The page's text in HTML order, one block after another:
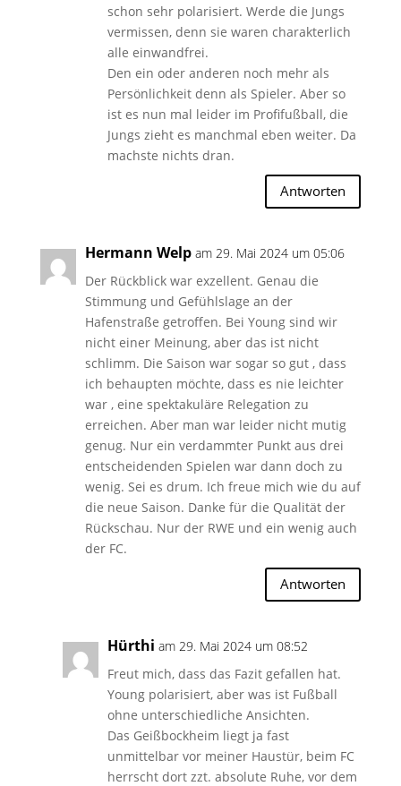
schon sehr polarisiert. Werde die Jungs
vermissen, denn sie waren charakterlich
alle einwandfrei.
Den ein oder anderen noch mehr als
Persönlichkeit denn als Spieler. Aber so
ist es nun mal leider im Profifußball, die
Jungs zieht es manchmal eben weiter. Da
machste nichts dran.
Antworten
Hermann Welp am 29. Mai 2024 um 05:06
Der Rückblick war exzellent. Genau die
Stimmung und Gefühlslage an der
Hafenstraße getroffen. Bei Young sind wir
nicht einer Meinung, aber das ist nicht
schlimm. Die Saison war sogar so gut , dass
ich behaupten möchte, dass es nie leichter
war , eine spektakuläre Relegation zu
erreichen. Aber man war leider nicht mutig
genug. Nur ein verdammter Punkt aus drei
entscheidenden Spielen war dann doch zu
wenig. Sei es drum. Ich freue mich wie du auf
die neue Saison. Danke für die Qualität der
Rückschau. Nur der RWE und ein wenig auch
der FC.
Antworten
Hürthi am 29. Mai 2024 um 08:52
Freut mich, dass das Fazit gefallen hat.
Young polarisiert, aber was ist Fußball
ohne unterschiedliche Ansichten.
Das Geißbockheim liegt ja fast
unmittelbar vor meiner Haustür, beim FC
herrscht dort zzt. absolute Ruhe, vor dem